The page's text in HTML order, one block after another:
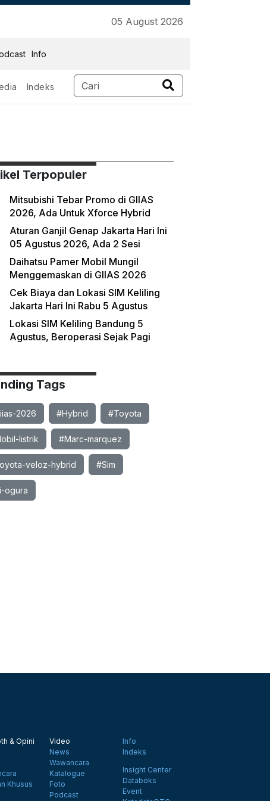
05 August 2026
Info
Indeks
Terpopuler
Mitsubishi Tebar Promo di GIIAS
2026, Ada Untuk Xforce Hybrid
Aturan Ganjil Genap Jakarta Hari Ini
05 Agustus 2026, Ada 2 Sesi
Daihatsu Pamer Mobil Mungil
Menggemaskan di GIIAS 2026
Cek Biaya dan Lokasi SIM Keliling
Jakarta Hari Ini Rabu 5 Agustus
Lokasi SIM Keliling Bandung 5
Agustus, Beroperasi Sejak Pagi
Tags
2026 #Hybrid #Toyota
listrik #Marc-marquez
veloz-hybrid #Sim
ogura
& Opini
Khusus
Video
News
Wawancara
Katalogue
Foto
Podcast
Info
Indeks
Insight Center
Databoks
Event